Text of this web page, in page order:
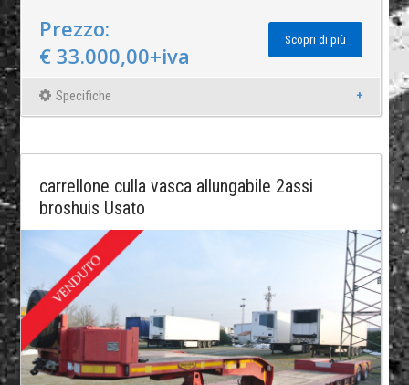
Prezzo:
€ 33.000,00+iva
Scopri di più
Specifiche
carrellone culla vasca allungabile 2assi
broshuis Usato